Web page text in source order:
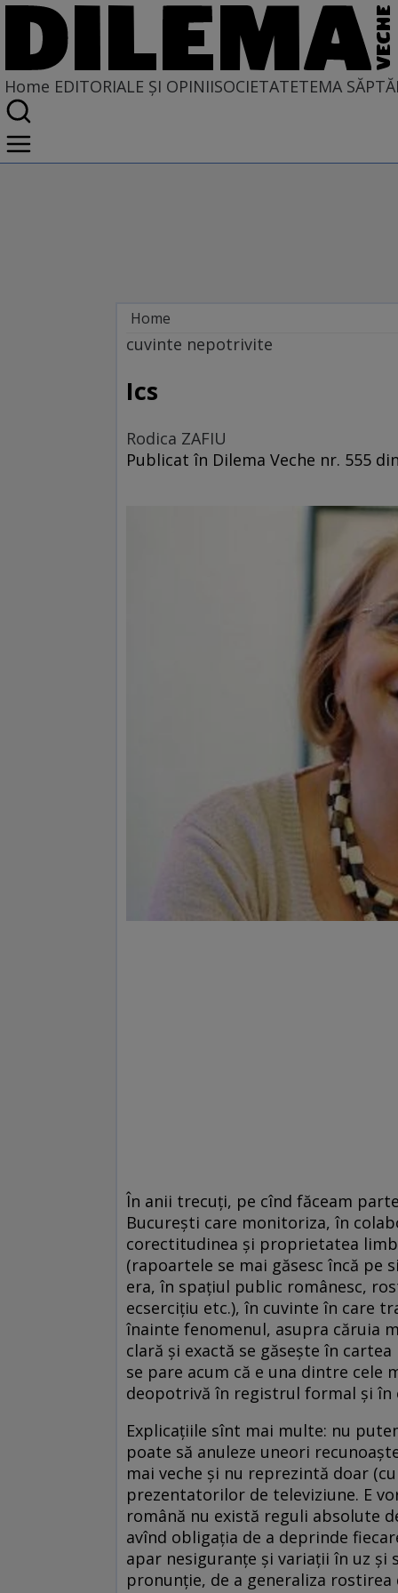
Home EDITORIALE ȘI OPINIISOCIETATETEMA
Home
EDITORIALE ȘI OPINII
TÎLC SHOW
cuvinte nepotrivite
Ics
Rodica ZAFIU
Publicat în Dilema Veche nr. 555
În anii trecuţi, pe cînd făceam
Bucureşti care monitoriza, în
corectitudinea şi proprietatea
(rapoartele se mai găsesc încă
era, în spaţiul public românesc,
ecserciţiu etc.), în cuvinte în care
înainte fenomenul, asupra căruia
clară şi exactă se găseşte în
se pare acum că e una dintre
deopotrivă în registrul formal şi
Explicaţiile sînt mai multe: nu
poate să anuleze uneori
mai veche şi nu reprezintă doar
prezentatorilor de televiziune. E
română nu există reguli absolute
avînd obligaţia de a deprinde
apar nesiguranţe şi variaţii în uz
pronunţie, de a generaliza